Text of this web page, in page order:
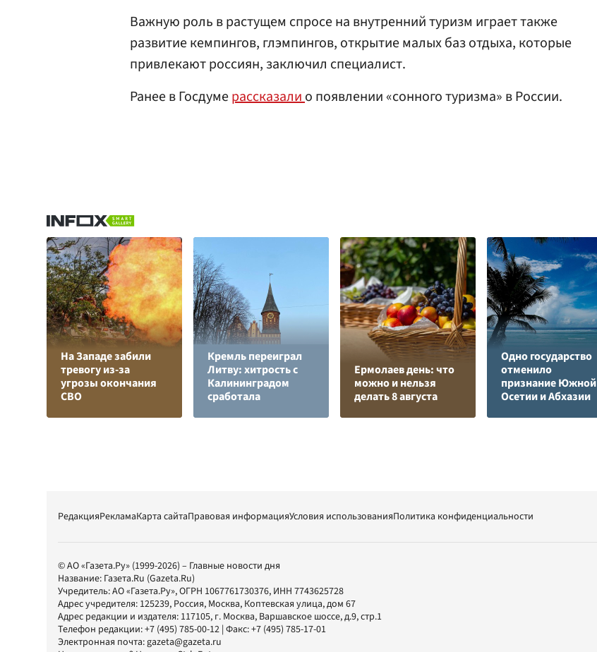
Важную роль в растущем спросе на внутренний туризм играет также
развитие кемпингов, глэмпингов, открытие малых баз отдыха, которые
привлекают россиян, заключил специалист.
Ранее в Госдумерассказалио появлении «сонного туризма» в России.
На Западе забили
тревогу из-за
угрозы окончания
СВО
Кремль переиграл
Литву: хитрость с
Калининградом
сработала
Ермолаев день: что
можно и нельзя
делать 8 августа
Одно государство
отменило
признание Южной
Осетии и Абхазии
РедакцияРекламаКарта сайтаПравовая информацияУсловия использованияПолитика конфиденциальности
© АО «Газета.Ру» (1999-2026) – Главные новости дня
Название: Газета.Ru (Gazeta.Ru)
Учредитель:АО «Газета.Ру», ОГРН 1067761730376, ИНН 7743625728
Адрес учредителя: 125239, Россия, Москва, Коптевская улица, дом 67
Адрес редакции и издателя: 117105, г. Москва, Варшавское шоссе, д.9, стр.1
Телефон редакции:+7 (495) 785-00-12 | Факс:+7 (495) 785-17-01
Электронная почта:gazeta@gazeta.ru